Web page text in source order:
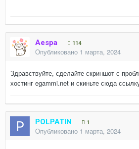
Aespa 114
Опубликовано 1 марта, 2024
Здравствуйте, сделайте скриншот с
хостинг egammi.net и скиньте сюда
POLPATIN 1
Опубликовано 1 марта, 2024